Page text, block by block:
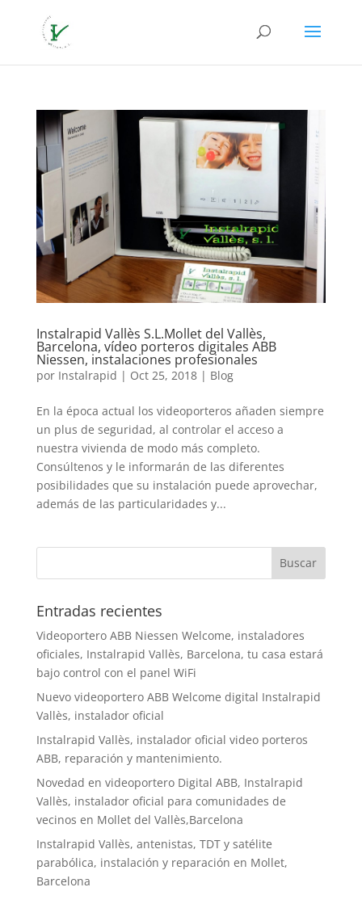
Instalrapid Vallès S.L.Mollet del Vallès,
Barcelona, vídeo porteros digitales ABB
Niessen, instalaciones profesionales
por Instalrapid | Oct 25, 2018| Blog
En la época actual los videoporteros añaden siempre
un plus de seguridad, al controlar el acceso a
nuestra vivienda de modo más completo.
Consúltenos y le informarán de las diferentes
posibilidades que su instalación puede aprovechar,
además de las particularidades y...
Entradas recientes
Videoportero ABB Niessen Welcome, instaladores
oficiales, Instalrapid Vallès, Barcelona, tu casa estará
bajo control con el panel WiFi
Nuevo videoportero ABB Welcome digital Instalrapid
Vallès, instalador oficial
Instalrapid Vallès, instalador oficial video porteros
ABB, reparación y mantenimiento.
Novedad en videoportero Digital ABB, Instalrapid
Vallès, instalador oficial para comunidades de
vecinos en Mollet del Vallès,Barcelona
Instalrapid Vallès, antenistas, TDT y satélite
parabólica, instalación y reparación en Mollet,
Barcelona